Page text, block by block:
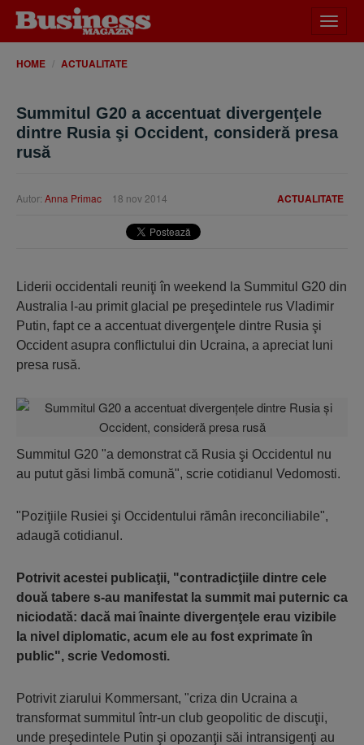
meniu
HOME ACTUALITATE
Summitul G20 a accentuat divergenţele
dintre Rusia şi Occident, consideră presa
rusă
ACTUALITATE
Autor: Anna Primac 18 nov 2014
Liderii occidentali reuniţi în weekend la Summitul G20 din
Australia l-au primit glacial pe preşedintele rus Vladimir
Putin, fapt ce a accentuat divergenţele dintre Rusia şi
Occident asupra conflictului din Ucraina, a apreciat luni
presa rusă.
Summitul G20 "a demonstrat că Rusia şi Occidentul nu
au putut găsi limbă comună", scrie cotidianul Vedomosti.
"Poziţiile Rusiei şi Occidentului rămân ireconciliabile",
adaugă cotidianul.
Potrivit acestei publicaţii, "contradicţiile dintre cele
două tabere s-au manifestat la summit mai puternic ca
niciodată: dacă mai înainte divergenţele erau vizibile
la nivel diplomatic, acum ele au fost exprimate în
public", scrie Vedomosti.
Potrivit ziarului Kommersant, "criza din Ucraina a
transformat summitul într-un club geopolitic de discuţii,
unde preşedintele Putin şi opozanţii săi intransigenţi au